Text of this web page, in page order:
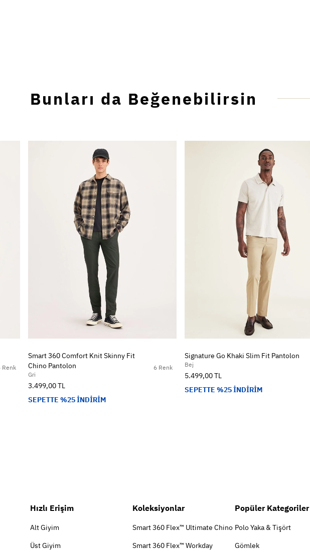
Bunları da Beğenebilirsin
Renk 6 Renk
Smart 360 Comfort Knit Skinny Fit
Chino Pantolon
Gri
3.499,00 TL
SEPETTE %25 İNDİRİM
Signature Go Khaki Slim Fit Pantolon
Bej
5.499,00 TL
SEPETTE %25 İNDİRİM
Hızlı Erişim
Alt Giyim
Üst Giyim
Koleksiyonlar
Smart 360 Flex™ Ultimate Chino
Smart 360 Flex™ Workday
Popüler Kategoriler
Polo Yaka & Tişört
Gömlek